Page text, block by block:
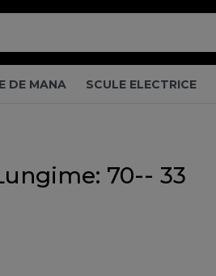
DE MANA SCULE ELECTRICE
70-- 33